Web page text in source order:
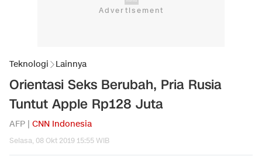
Teknologi Lainnya
Orientasi Seks Berubah, Pria Rusia
Tuntut Apple Rp128 Juta
AFP | CNN Indonesia
Selasa, 08 Okt 2019 15:55 WIB